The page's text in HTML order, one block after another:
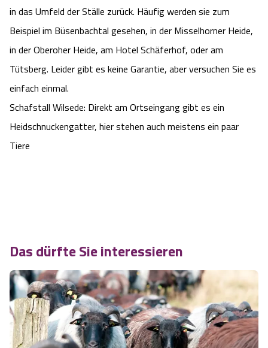
in das Umfeld der Ställe zurück. Häufig werden sie zum
Beispiel im Büsenbachtal gesehen, in der Misselhorner Heide,
in der Oberoher Heide, am Hotel Schäferhof, oder am
Tütsberg. Leider gibt es keine Garantie, aber versuchen Sie es
einfach einmal.
Schafstall Wilsede: Direkt am Ortseingang gibt es ein
Heidschnuckengatter, hier stehen auch meistens ein paar
Tiere
Das dürfte Sie interessieren